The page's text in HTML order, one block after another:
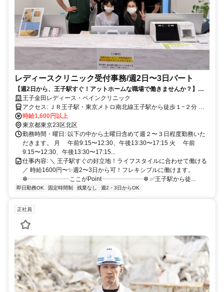
レディースクリニック受付事務/週2日〜3日パート
【週2日から、王子駅すぐ！アットホームな職場で働きませんか？】ド
クターズコスメ社割り有り！
王子金田レディース・ペインクリニック
アクセス: ＪＲ王子駅・東京メトロ南北線王子駅から徒歩１−２分 都
電荒川線王子駅前より徒歩５分
時給1,600円以上
東京都東京23区北区
勤務時間・曜日: 以下の中から土曜日含めて週２〜３日程度勤務いた
だきます。 月 午前9:15〜12:30、午後13:30〜17:15 火 午前
9:15〜12:30、午後13:30〜17:15...
仕事内容: ＼ 王子駅すぐの好立地！ライフスタイルに合わせて働ける
／ 時給1600円〜✨週2〜3日から可！フレキシブルに働けます。
✼┈┈┈┈┈┈┈ここがPoint┈┈┈┈┈┈┈✼ ✅王子駅から徒...
即日勤務OK 固定時間制 残業なし 週2・3日からOK
正社員